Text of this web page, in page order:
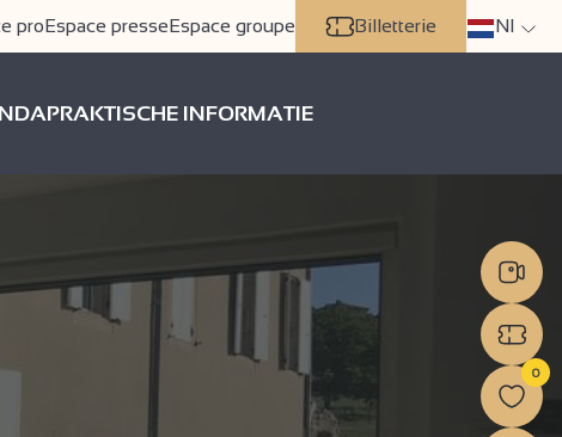
proEspace presseEspace groupe Billetterie Nl
PRAKTISCHE INFORMATIE
0